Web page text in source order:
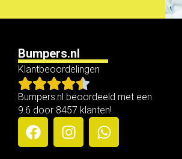
Bumpers.nl
Klantbeoordelingen
Bumpers.nl beoordeeld met een
9.6 door 8457 klanten!